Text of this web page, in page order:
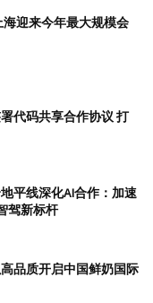
迎来今年最大规模会
代码共享合作协议 打
平线深化AI合作：加速
驾新标杆
品质开启中国鲜奶国际